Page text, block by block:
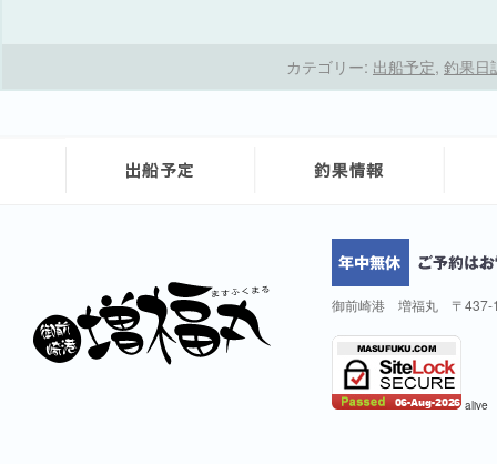
カテゴリー: 出船予定, 釣果日
御前崎港 増福丸 〒437-
alive